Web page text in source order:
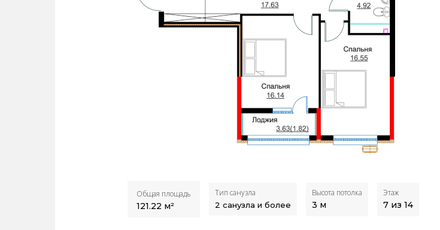
Общая площадь
121.22 м²
Тип санузла
2 санузла и более
Высота потолка
3 м
Этаж
7 из 14